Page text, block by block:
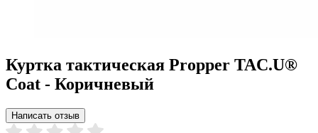
Куртка тактическая Propper TAC.U®
Coat - Коричневый
Написать отзыв